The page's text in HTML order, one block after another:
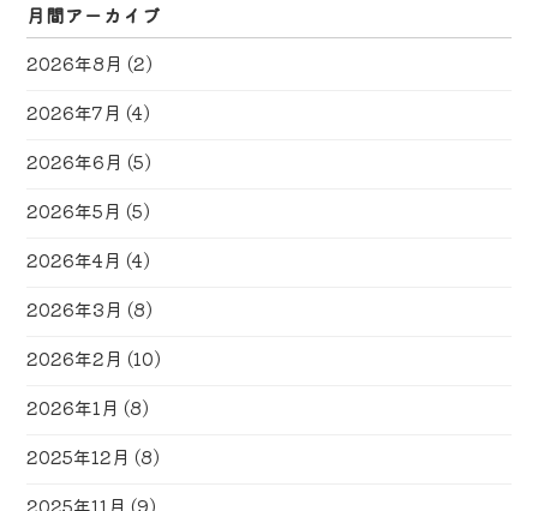
月間アーカイブ
2026年8月 (2)
2026年7月 (4)
2026年6月 (5)
2026年5月 (5)
2026年4月 (4)
2026年3月 (8)
2026年2月 (10)
2026年1月 (8)
2025年12月 (8)
2025年11月 (9)